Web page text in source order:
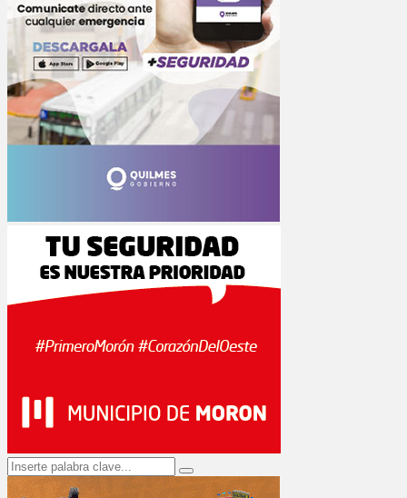
Search
for:
Search